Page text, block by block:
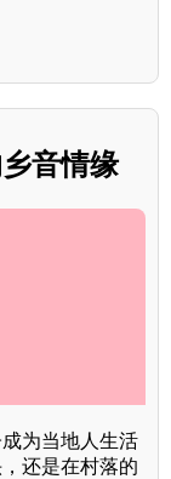
音情缘
为当地人生活
还是在村落的